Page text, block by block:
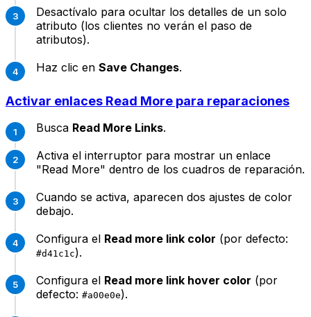
Desactívalo para ocultar los detalles de un solo
atributo (los clientes no verán el paso de
atributos).
Haz clic en Save Changes.
Activar enlaces Read More para reparaciones
Busca Read More Links.
Activa el interruptor para mostrar un enlace
"Read More" dentro de los cuadros de reparación.
Cuando se activa, aparecen dos ajustes de color
debajo.
Configura el Read more link color (por defecto:
#d41c1c).
Configura el Read more link hover color (por
defecto: #a00e0e).